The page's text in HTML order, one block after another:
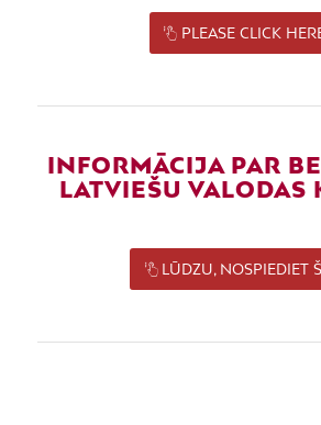
PLEASE CLICK
INFORMĀCIJA PAR
LATVIEŠU VALODAS
LŪDZU, NOSPIEDIET